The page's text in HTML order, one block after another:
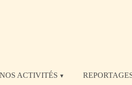
NOS ACTIVITÉS